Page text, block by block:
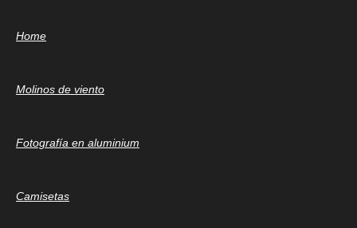
Home
Molinos de viento
Fotografía en aluminium
Camisetas